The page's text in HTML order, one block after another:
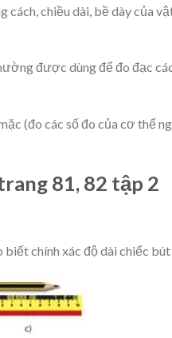
chiều dài, bề dày của
được dùng để đo đạc
(đo các số đo của cơ thể
81, 82 tập 2
chính xác độ dài chiếc bút